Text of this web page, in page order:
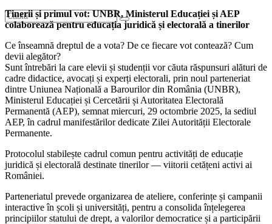
Tinerii și primul vot: UNBR, Ministerul Educației și AEP
colaborează pentru educația juridică și electorală a tinerilor
Ce înseamnă dreptul de a vota? De ce fiecare vot contează? Cum
devii alegător?
Sunt întrebări la care elevii și studenții vor căuta răspunsuri alături de
cadre didactice, avocați și experți electorali, prin noul parteneriat
dintre Uniunea Națională a Barourilor din România (UNBR),
Ministerul Educației și Cercetării și Autoritatea Electorală
Permanentă (AEP), semnat miercuri, 29 octombrie 2025, la sediul
AEP, în cadrul manifestărilor dedicate Zilei Autorității Electorale
Permanente.
Protocolul stabilește cadrul comun pentru activități de educație
juridică și electorală destinate tinerilor — viitorii cetățeni activi ai
României.
Parteneriatul prevede organizarea de ateliere, conferințe și campanii
interactive în școli și universități, pentru a consolida înțelegerea
principiilor statului de drept, a valorilor democratice și a participării